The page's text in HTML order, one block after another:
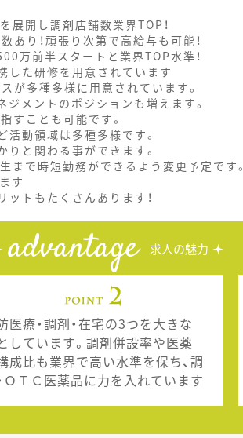
開し調剤店舗数業界TOP！
り！頑張り次第で高給与も可能！
万前半スタートと業界TOP水準！
した研修を用意されています
多種多様に用意されています。
メントのポジションも増えます。
すことも可能です。
動領域は多種多様です。
と関わる事ができます。
で時短勤務ができるよう変更予定です。
す
トもたくさんあります！
advantage 求人の魅力
医療・調剤・在宅の3つを大きな
しています。調剤併設率や医薬
成比も業界で高い水準を保ち、調
ＯＴＣ医薬品に力を入れています